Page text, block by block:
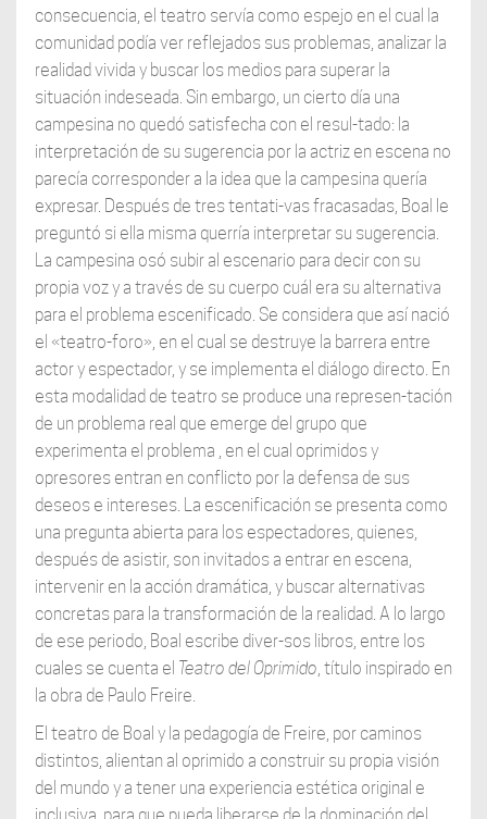
consecuencia, el teatro servía como espejo en el cual la
comunidad podía ver reflejados sus problemas, analizar la
realidad vivida y buscar los medios para superar la
situación indeseada. Sin embargo, un cierto día una
campesina no quedó satisfecha con el resul-tado: la
interpretación de su sugerencia por la actriz en escena no
parecía corresponder a la idea que la campesina quería
expresar. Después de tres tentati-vas fracasadas, Boal le
preguntó si ella misma querría interpretar su sugerencia.
La campesina osó subir al escenario para decir con su
propia voz y a través de su cuerpo cuál era su alternativa
para el problema escenificado. Se considera que así nació
el «teatro-foro», en el cual se destruye la barrera entre
actor y espectador, y se implementa el diálogo directo. En
esta modalidad de teatro se produce una represen-tación
de un problema real que emerge del grupo que
experimenta el problema , en el cual oprimidos y
opresores entran en conflicto por la defensa de sus
deseos e intereses. La escenificación se presenta como
una pregunta abierta para los espectadores, quienes,
después de asistir, son invitados a entrar en escena,
intervenir en la acción dramática, y buscar alternativas
concretas para la transformación de la realidad. A lo largo
de ese periodo, Boal escribe diver-sos libros, entre los
cuales se cuenta el Teatro del Oprimido , título inspirado en
la obra de Paulo Freire.
El teatro de Boal y la pedagogía de Freire, por caminos
distintos, alientan al oprimido a construir su propia visión
del mundo y a tener una experiencia estética original e
inclusiva, para que pueda liberarse de la dominación del